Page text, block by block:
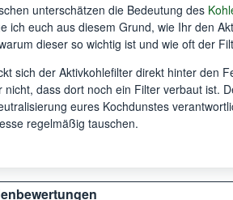
unterschätzen die Bedeutung des
ich euch aus diesem Grund, wie Ihr den
dieser so wichtig ist und wie oft der
sich der Aktivkohlefilter direkt hinter den
nicht, dass dort noch ein Filter verbaut ist.
eures Kochdunstes
regelmäßig tauschen.